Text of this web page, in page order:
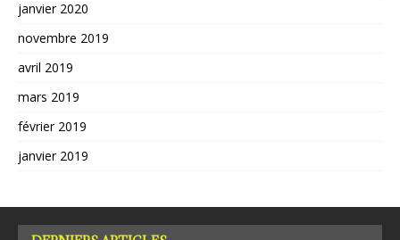
janvier 2020
novembre 2019
avril 2019
mars 2019
février 2019
janvier 2019